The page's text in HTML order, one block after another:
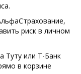
риск в личном
Туту или Т-Банк
в корзине